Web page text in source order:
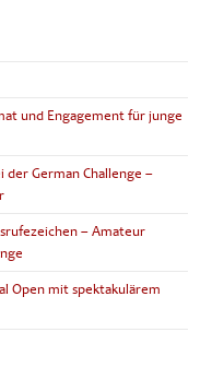
und Engagement für junge
German Challenge –
– Amateur
Open mit spektakulärem